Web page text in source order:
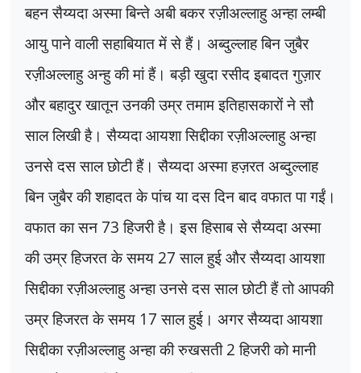
बहन सैय्यदा अस्मा बिन्ते अबी बकर रज़ीअल्लाहु अन्हा लम्बी
आयु पाने वाली सहाबियात में से हैं। अब्दुल्लाह बिन जुबैर
रज़ीअल्लाहु अन्हु की मां हैं। बड़ी खुदा रसीद इबादत गुज़ार
और बहादुर खातून उनकी उम्र तमाम इतिहासकारों ने सौ
साल लिखी है। सैय्यदा आयशा सिद्दीका रज़ीअल्लाहु अन्हा
उनसे दस साल छोटी हैं। सैय्यदा अस्मा हज़रत अब्दुल्लाह
बिन जुबैर की शहादत के पांच या दस दिन बाद वफात पा गईं।
वफात का सन73हिजरी है। इस हिसाब से सैय्यदा अस्मा
की उम्र हिजरत के समय 27साल हुई और सैय्यदा आयशा
सिद्दीका रज़ीअल्लाहु अन्हा उनसे दस साल छोटी हैं तो आपकी
उम्र हिजरत के समय 17साल हुई। अगर सैय्यदा आयशा
सिद्दीका रज़ीअल्लाहु अन्हा की रुखसती2हिजरी को मानी